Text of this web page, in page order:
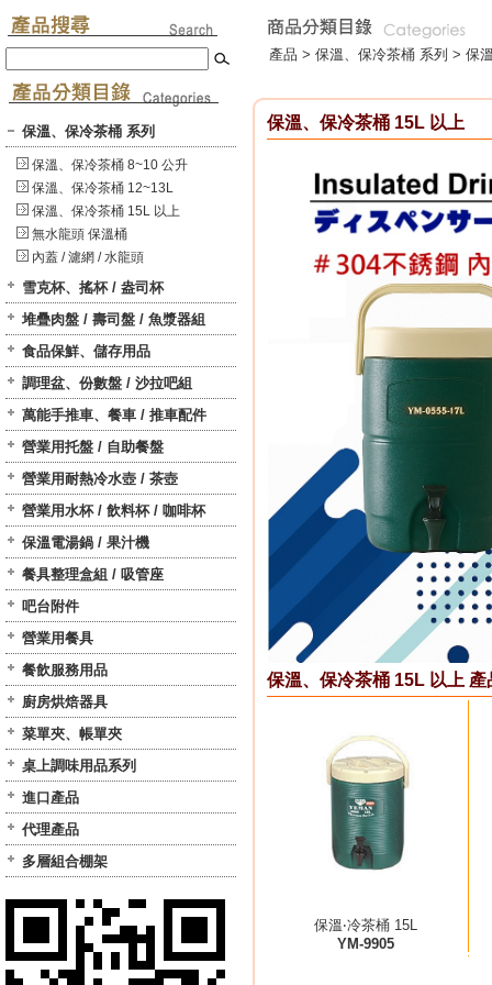
保溫、保冷茶桶 系列
保溫、保冷茶桶 8~10 公升
保溫、保冷茶桶 12~13L
保溫、保冷茶桶 15L 以上
無水龍頭 保溫桶
內蓋 / 濾網 / 水龍頭
雪克杯、搖杯 / 盎司杯
堆疊肉盤 / 壽司盤 / 魚漿器組
食品保鮮、儲存用品
調理盆、份數盤 / 沙拉吧組
萬能手推車、餐車 / 推車配件
營業用托盤 / 自助餐盤
營業用耐熱冷水壺 / 茶壺
營業用水杯 / 飲料杯 / 咖啡杯
保溫電湯鍋 / 果汁機
餐具整理盒組 / 吸管座
吧台附件
營業用餐具
餐飲服務用品
廚房烘焙器具
菜單夾、帳單夾
桌上調味用品系列
進口產品
代理產品
多層組合棚架
產品 > 保溫、保冷茶桶 系列 > 保
保溫、保冷茶桶 15L 以上
保溫、保冷茶桶 15L 以上 產
保溫‧冷茶桶 15L
YM-9905